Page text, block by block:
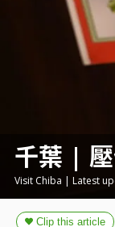
千葉 | 壓
Visit Chiba | Latest